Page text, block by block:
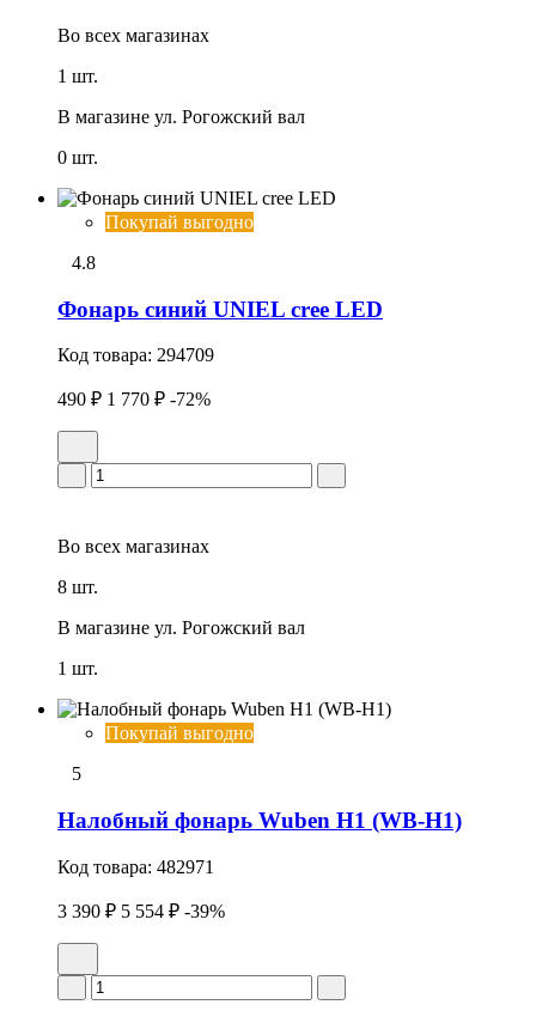
Во всех магазинах
1 шт.
В магазине ул. Рогожский вал
0 шт.
Покупай выгодно
4.8
Фонарь синий UNIEL cree LED
Код товара: 294709
490 ₽ 1 770 ₽ -72%
Во всех магазинах
8 шт.
В магазине ул. Рогожский вал
1 шт.
Покупай выгодно
5
Налобный фонарь Wuben H1 (WB-H1)
Код товара: 482971
3 390 ₽ 5 554 ₽ -39%